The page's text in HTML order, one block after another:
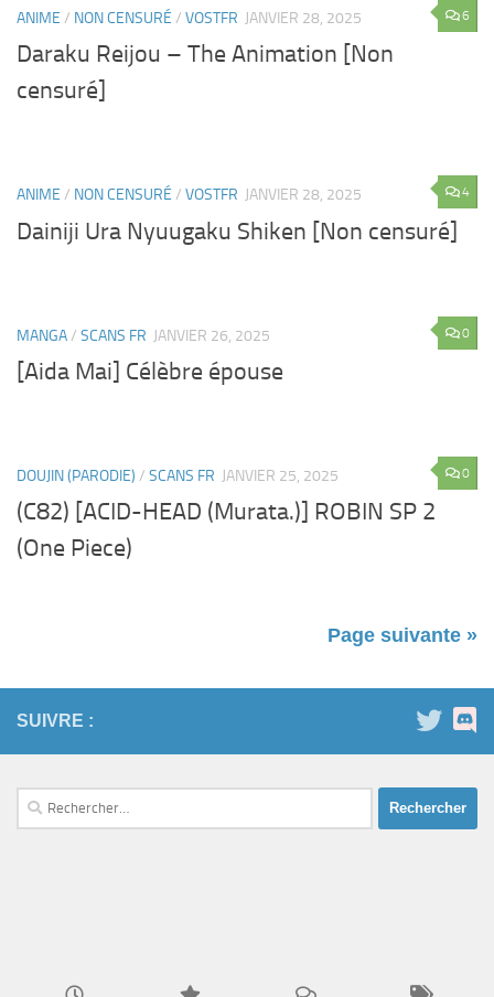
6
ANIME / NON CENSURÉ / VOSTFR JANVIER 28, 2025
Daraku Reijou – The Animation [Non
censuré]
4
ANIME / NON CENSURÉ / VOSTFR JANVIER 28, 2025
Dainiji Ura Nyuugaku Shiken [Non censuré]
0
MANGA/ SCANS FR JANVIER 26, 2025
[Aida Mai] Célèbre épouse
0
DOUJIN (PARODIE) / SCANS FR JANVIER 25, 2025
(C82) [ACID-HEAD (Murata.)] ROBIN SP 2
(One Piece)
Page suivante »
SUIVRE :
Rechercher :